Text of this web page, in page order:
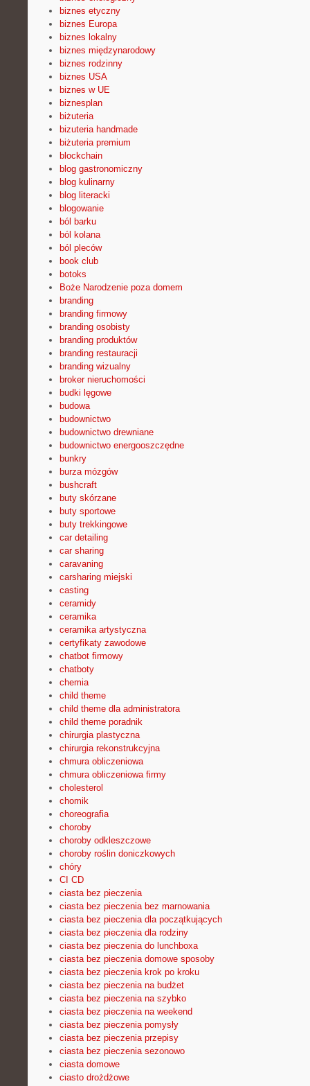
biznes etyczny
biznes Europa
biznes lokalny
biznes międzynarodowy
biznes rodzinny
biznes USA
biznes w UE
biznesplan
biżuteria
bizuteria handmade
biżuteria premium
blockchain
blog gastronomiczny
blog kulinarny
blog literacki
blogowanie
ból barku
ból kolana
ból pleców
book club
botoks
Boże Narodzenie poza domem
branding
branding firmowy
branding osobisty
branding produktów
branding restauracji
branding wizualny
broker nieruchomości
budki lęgowe
budowa
budownictwo
budownictwo drewniane
budownictwo energooszczędne
bunkry
burza mózgów
bushcraft
buty skórzane
buty sportowe
buty trekkingowe
car detailing
car sharing
caravaning
carsharing miejski
casting
ceramidy
ceramika
ceramika artystyczna
certyfikaty zawodowe
chatbot firmowy
chatboty
chemia
child theme
child theme dla administratora
child theme poradnik
chirurgia plastyczna
chirurgia rekonstrukcyjna
chmura obliczeniowa
chmura obliczeniowa firmy
cholesterol
chomik
choreografia
choroby
choroby odkleszczowe
choroby roślin doniczkowych
chóry
CI CD
ciasta bez pieczenia
ciasta bez pieczenia bez marnowania
ciasta bez pieczenia dla początkujących
ciasta bez pieczenia dla rodziny
ciasta bez pieczenia do lunchboxa
ciasta bez pieczenia domowe sposoby
ciasta bez pieczenia krok po kroku
ciasta bez pieczenia na budżet
ciasta bez pieczenia na szybko
ciasta bez pieczenia na weekend
ciasta bez pieczenia pomysły
ciasta bez pieczenia przepisy
ciasta bez pieczenia sezonowo
ciasta domowe
ciasto drożdżowe